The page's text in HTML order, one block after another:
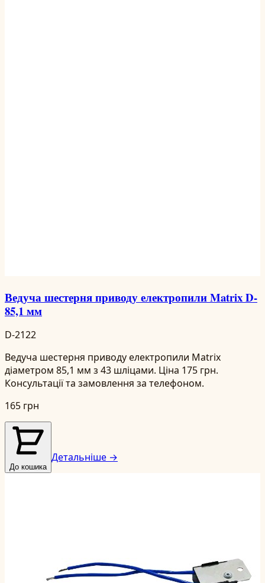
Ведуча шестерня приводу електропили Matrix D-
85,1 мм
D-2122
Ведуча шестерня приводу електропили Matrix
діаметром 85,1 мм з 43 шліцами. Ціна 175 грн.
Консультації та замовлення за телефоном.
165 грн
До кошика
Детальніше →